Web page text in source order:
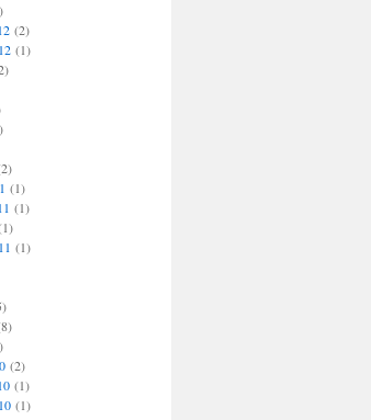
(2)
(1)
(1)
(1)
(1)
(2)
(1)
(1)